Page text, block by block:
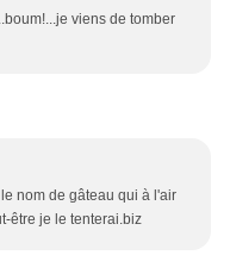
viens de tomber
nom de gâteau qui à l'air
être je le tenterai.biz